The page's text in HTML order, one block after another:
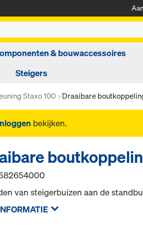
& bouwaccessoires
Steigers
Staxo 100 Draaibare
bekijken.
van steigerbuizen aan de